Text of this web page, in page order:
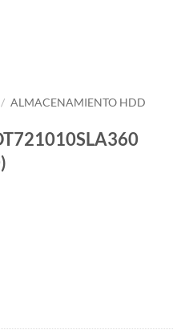
/ ALMACENAMIENTO HDD